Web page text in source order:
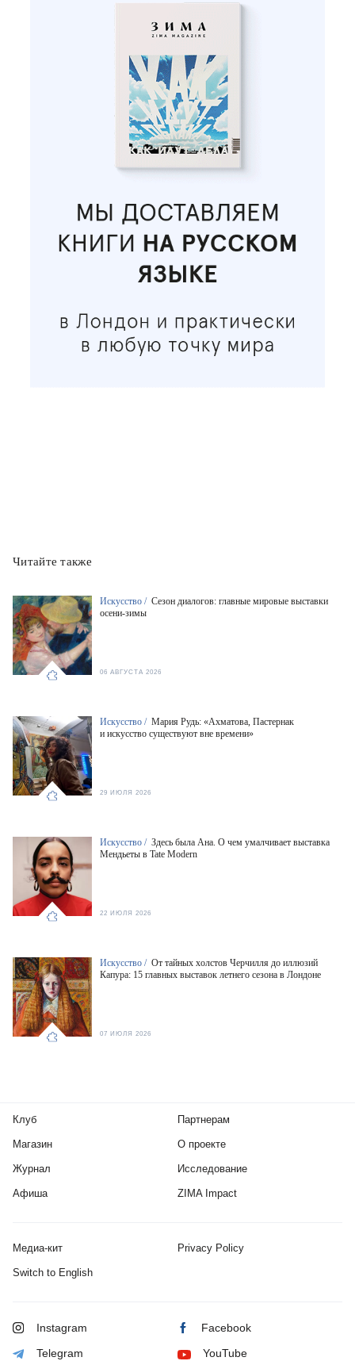
Читайте также
Искусство / Сезон диалогов: главные мировые выставки
осени-зимы
06 АВГУСТА 2026
Искусство / Мария Рудь: «Ахматова, Пастернак
и искусство существуют вне времени»
29 ИЮЛЯ 2026
Искусство / Здесь была Ана. О чем умалчивает выставка
Мендьеты в Tate Modern
22 ИЮЛЯ 2026
Искусство / От тайных холстов Черчилля до иллюзий
Капура: 15 главных выставок летнего сезона в Лондоне
07 ИЮЛЯ 2026
Клуб
Магазин
Журнал
Афиша
Партнерам
О проекте
Исследование
ZIMA Impact
Медиа-кит Privacy Policy
Switch to English
Instagram Facebook
Telegram YouTube